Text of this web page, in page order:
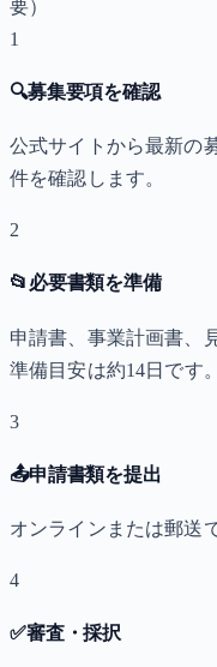
要）
1
🔍募集要項を確認
公式サイトから最新の
件を確認します。
2
📂 必要書類を準備
申請書、事業計画書、
準備目安は約14日です。
3
📤申請書類を提出
オンラインまたは郵送
4
✅審査・採択